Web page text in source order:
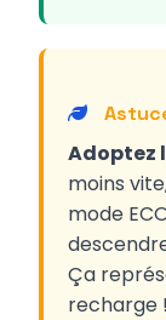
Adoptez
moins
mode
Ça
recharge !